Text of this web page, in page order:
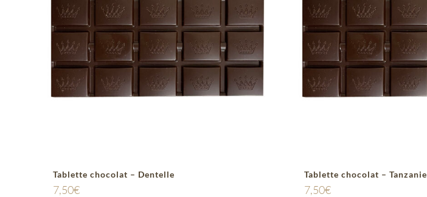
Tablette chocolat – Dentelle
7,50€
Tablette chocolat – Tanzanie
7,50€